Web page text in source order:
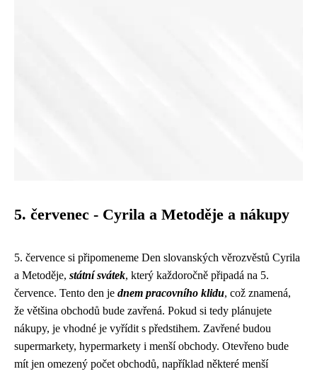
5. červenec - Cyrila a Metoděje a nákupy
5. července si připomeneme Den slovanských věrozvěstů Cyrila
a Metoděje, státní svátek, který každoročně připadá na 5.
července. Tento den je dnem pracovního klidu, což znamená,
že většina obchodů bude zavřená. Pokud si tedy plánujete
nákupy, je vhodné je vyřídit s předstihem. Zavřené budou
supermarkety, hypermarkety i menší obchody. Otevřeno bude
mít jen omezený počet obchodů, například některé menší